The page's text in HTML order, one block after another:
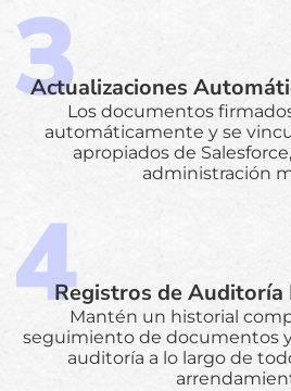
Actualizaciones
Los documentos
automáticamente y se
apropiados de
administración
Registros de Auditoría
Mantén un historial
seguimiento de documentos
auditoría a lo largo de